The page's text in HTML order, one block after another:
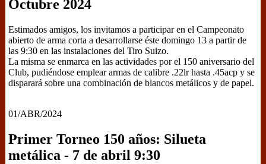
Octubre 2024
Estimados amigos, los invitamos a participar en el Campeonato
abierto de arma corta a desarrollarse éste domingo 13 a partir de
las 9:30 en las instalaciones del Tiro Suizo.
La misma se enmarca en las actividades por el 150 aniversario del
Club, pudiéndose emplear armas de calibre .22lr hasta .45acp y se
disparará sobre una combinación de blancos metálicos y de papel.
01/ABR/2024
Primer Torneo 150 años: Silueta
metálica - 7 de abril 9:30